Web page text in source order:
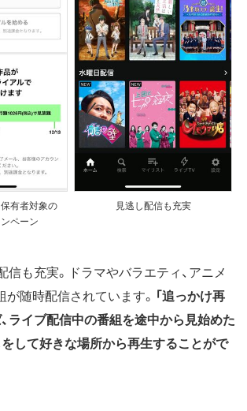
有者対象の
ペーン
見逃し配信も充実
信も充実。ドラマやバラエティ、アニメ
が随時配信されています。 「追っかけ再
ライブ配信中の番組を途中から見始めた
をして好きな場所から再生することがで